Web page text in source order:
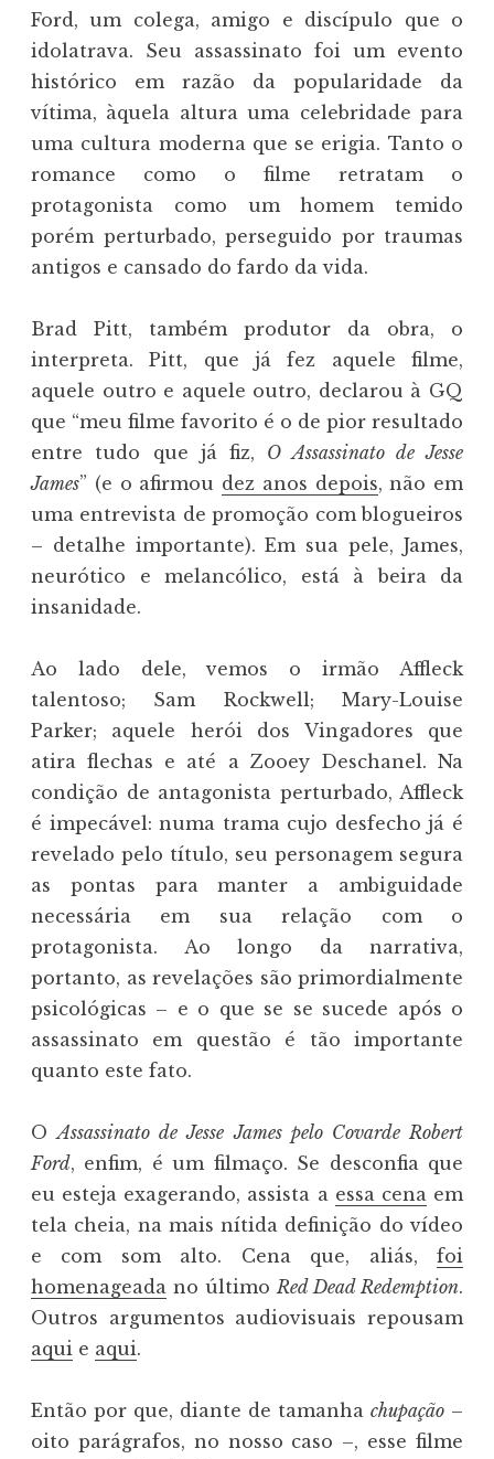
Ford, um colega, amigo e discípulo que o
idolatrava. Seu assassinato foi um evento
histórico em razão da popularidade da
vítima, àquela altura uma celebridade para
uma cultura moderna que se erigia. Tanto o
romance como o filme retratam o
protagonista como um homem temido
porém perturbado, perseguido por traumas
antigos e cansado do fardo da vida.
Brad Pitt, também produtor da obra, o
interpreta. Pitt, que já fez aquele filme,
aquele outro e aquele outro, declarou à GQ
que “meu filme favorito é o de pior resultado
entre tudo que já fiz, O Assassinato de Jesse
James” (e o afirmou dez anos depois, não em
uma entrevista de promoção com blogueiros
– detalhe importante). Em sua pele, James,
neurótico e melancólico, está à beira da
insanidade.
Ao lado dele, vemos o irmão Affleck
talentoso; Sam Rockwell; Mary-Louise
Parker; aquele herói dos Vingadores que
atira flechas e até a Zooey Deschanel. Na
condição de antagonista perturbado, Affleck
é impecável: numa trama cujo desfecho já é
revelado pelo título, seu personagem segura
as pontas para manter a ambiguidade
necessária em sua relação com o
protagonista. Ao longo da narrativa,
portanto, as revelações são primordialmente
psicológicas – e o que se se sucede após o
assassinato em questão é tão importante
quanto este fato.
OAssassinato de Jesse James pelo Covarde Robert
Ford, enfim, é um filmaço. Se desconfia que
eu esteja exagerando, assista a essa cena em
tela cheia, na mais nítida definição do vídeo
e com som alto. Cena que, aliás, foi
homenageada no último Red Dead Redemption.
Outros argumentos audiovisuais repousam
aqui e aqui.
Então por que, diante de tamanha chupação –
oito parágrafos, no nosso caso –, esse filme